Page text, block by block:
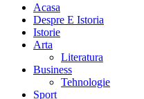
Acasa
Despre E Istoria
Istorie
Arta
Literatura
Business
Tehnologie
Sport